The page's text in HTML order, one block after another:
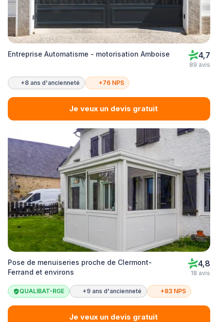
Entreprise Automatisme - motorisation Amboise 4,7
89 avis
+8 ans d'ancienneté +76 NPS
Je veux un devis gratuit
Pose de menuiseries proche de Clermont-
Ferrand et environs
4,8
18 avis
QUALIBAT-RGE +9 ans d'ancienneté +83 NPS
Je veux un devis gratuit